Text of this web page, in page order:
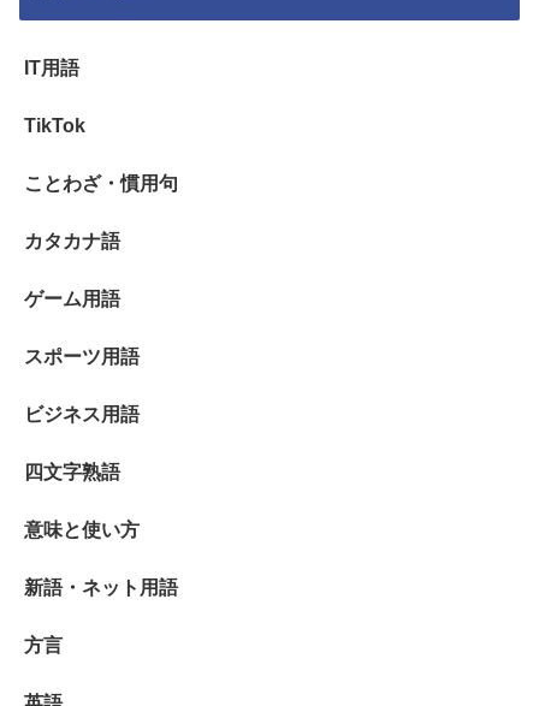
IT用語
TikTok
ことわざ・慣用句
カタカナ語
ゲーム用語
スポーツ用語
ビジネス用語
四文字熟語
意味と使い方
新語・ネット用語
方言